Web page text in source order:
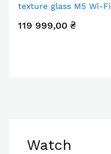
texture glass M5 Wi-Fi
119 999,00 ₴
Watch